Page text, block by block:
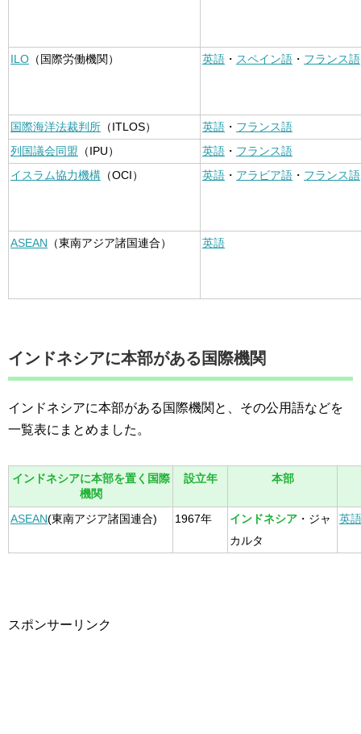
ILO （国際労働機関） 英語 ・ スペイン語 ・ フランス語
国際海洋法裁判所 （ITLOS） 英語 ・ フランス語
列国議会同盟 （IPU） 英語 ・ フランス語
イスラム協力機構 （OCI） 英語 ・ アラビア語 ・ フランス語
ASEAN （東南アジア諸国連合） 英語
インドネシアに本部がある国際機関
インドネシアに本部がある国際機関と、その公用語などを
一覧表にまとめました。
インドネシアに本部を置く国際
機関
設立年 本部
ASEAN(東南アジア諸国連合) 1967年 インドネシア ・ジャ
カルタ
英語
スポンサーリンク